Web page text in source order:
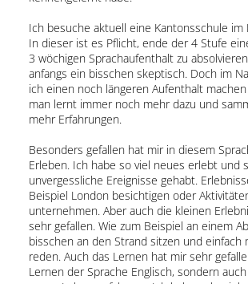
Ich besuche aktuell eine Kantonsschule im
In dieser ist es Pflicht, ende der 4 Stufe
3 wöchigen Sprachaufenthalt zu
anfangs ein bisschen skeptisch. Doch im
ich einen noch längeren Aufenthalt
man lernt immer noch mehr dazu und
mehr Erfahrungen.
Besonders gefallen hat mir in diesem
Erleben. Ich habe so viel neues erlebt und
unvergessliche Ereignisse gehabt.
Beispiel London besichtigen oder
unternehmen. Aber auch die kleinen
sehr gefallen. Wie zum Beispiel an einem
bisschen an den Strand sitzen und einfach
reden. Auch das Lernen hat mir sehr
Lernen der Sprache Englisch, sondern